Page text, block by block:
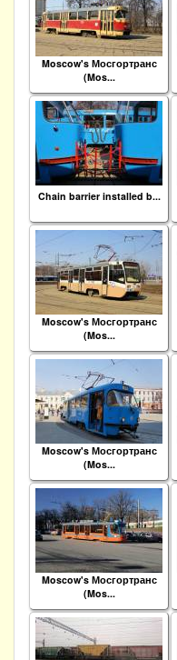
Moscow's Мосгортранс
(Mos...
Chain barrier installed b...
Moscow's Мосгортранс
(Mos...
Moscow's Мосгортранс
(Mos...
Moscow's Мосгортранс
(Mos...